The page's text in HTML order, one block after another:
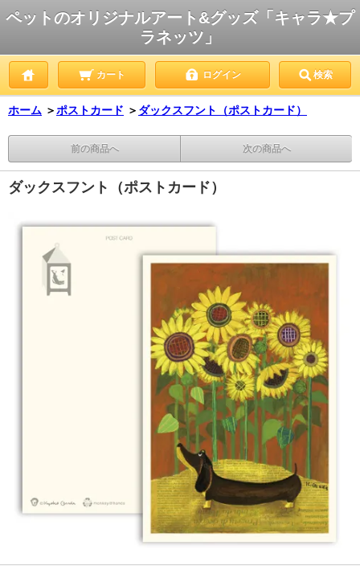
ペットのオリジナルアート&グッズ「キャラ★プ
ラネッツ」
カート ログイン 検索
ホーム ＞ポストカード ＞ ダックスフント（ポストカード）
前の商品へ 次の商品へ
ダックスフント（ポストカード）